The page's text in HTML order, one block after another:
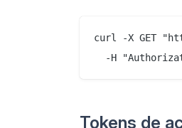
curl -X GET
Tokens de